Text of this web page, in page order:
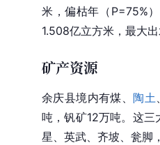
米，偏枯年（P=75%
1.508亿立方米，最大
矿产资源
余庆县境内有煤、 陶土
吨，钒矿12万吨。这
星、英武、齐坡、瓮脚